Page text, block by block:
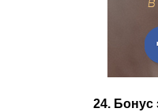
24. Бонус